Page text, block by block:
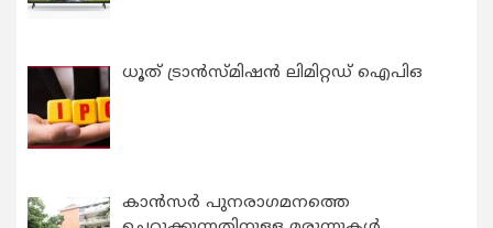
ധൂത് ട്രാൻസ്മിഷൻ ലിമിറ്റഡ് ഐപിഒ
കാന്‍സര്‍ പുനരാഗമനത്തെ